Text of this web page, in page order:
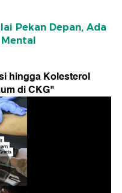
Pekan Depan, Ada
hingga Kolesterol
di CKG"